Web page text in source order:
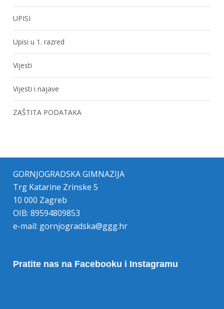
UPISI
Upisi u 1. razred
Vijesti
Vijesti i najave
ZAŠTITA PODATAKA
GORNJOGRADSKA GIMNAZIJA
Trg Katarine Zrinske 5
10 000 Zagreb
OIB: 89594809853
e-mail: gornjogradska@ggg.hr
Pratite nas na Facebooku i Instagramu